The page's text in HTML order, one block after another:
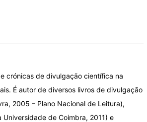
crónicas de divulgação científica na
É autor de diversos livros de divulgação
2005 – Plano Nacional de Leitura),
Universidade de Coimbra, 2011) e